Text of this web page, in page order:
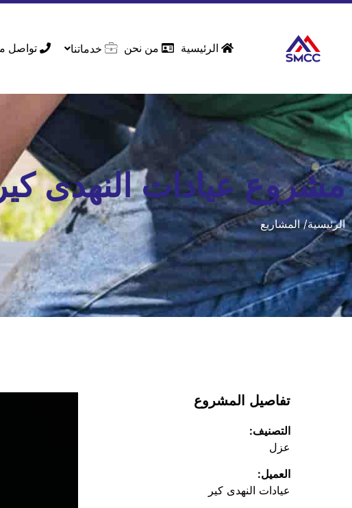
الرئيسية من نحن خدماتنا تواصل
مشروع عيادات النهدى
الرئيسية/ المشاريع
تفاصيل المشروع
التصنيف:
عزل
العميل:
عيادات النهدى كير